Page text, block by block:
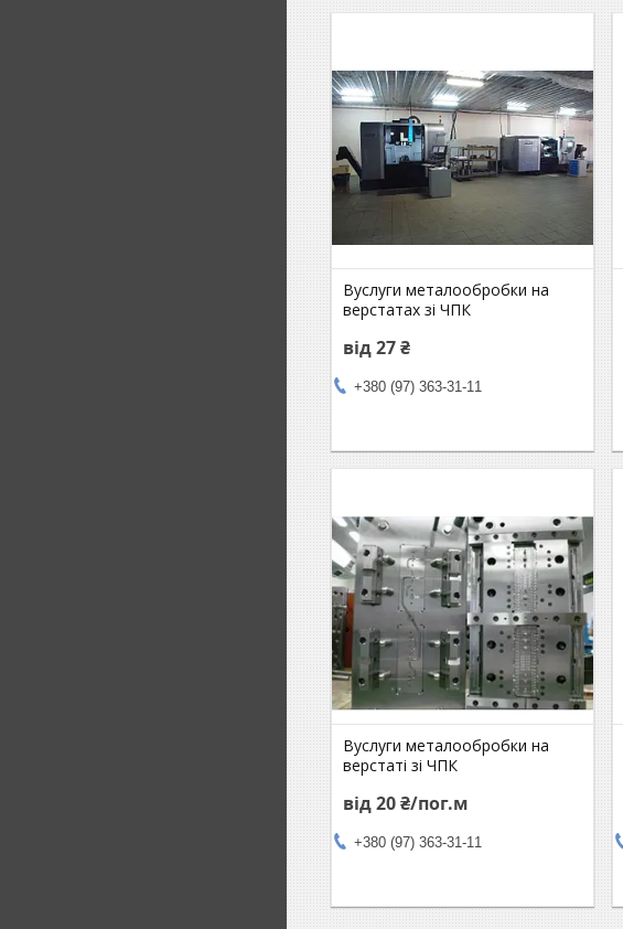
Вуслуги металообробки на
верстатах зі ЧПК
від 27 ₴
+380 (97) 363-31-11
Вуслуги металообробки на
верстаті зі ЧПК
від 20 ₴/пог.м
+380 (97) 363-31-11